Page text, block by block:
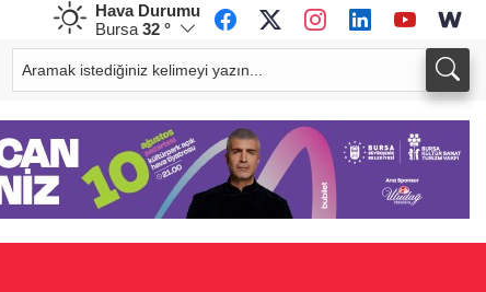
Hava Durumu
Bursa 32 °
GBP
64,1985 %0,05
58,7458